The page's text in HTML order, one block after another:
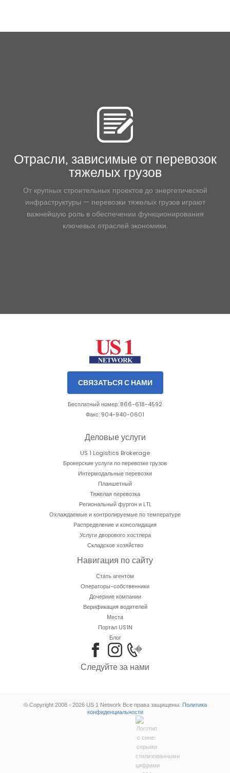
Доставка с контролем температуры
Советы
Отрасли, зависимые от перевозок
тяжелых грузов
От крупных строительных проектов до энергетической
инфраструктуры — перевозки тяжелых грузов играют
важнейшую роль в обеспечении функционирования
ключевых отраслей экономики.
СВЯЗАТЬСЯ С НАМИ
Бесплатный номер: 866-618-4592
Факс: 904-940-0601
Деловые услуги
US 1 Logistics Brokerage
Брокерские услуги по перевозке грузов
Интермодальные перевозки
Планшетный
Тяжелая перевозка
Региональный фургон и LTL
Охлаждаемые и контролируемые по температуре
Распределение и консолидация
Услуги дворового хостлера
Складское хозяйство
Навигация по сайту
Стать агентом
Операторы-собственники
Дочерние компании
Верификация водителей
Места
Портал US1N
Блог
Следуйте за нами
© Copyright 2008 - 2026 US 1 Network Все права защищены.
Политика
конфиденциальности